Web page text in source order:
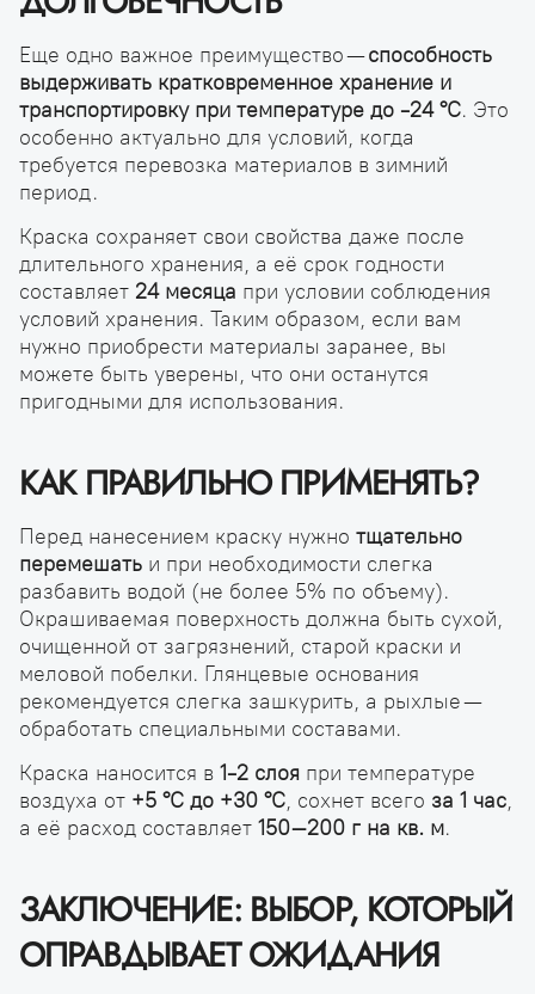
Еще одно важное преимущество —способность
выдерживать кратковременное хранение и
транспортировку при температуре до -24 °С. Это
особенно актуально для условий, когда
требуется перевозка материалов в зимний
период.
Краска сохраняет свои свойства даже после
длительного хранения, а её срок годности
составляет 24 месяца при условии соблюдения
условий хранения. Таким образом, если вам
нужно приобрести материалы заранее, вы
можете быть уверены, что они останутся
пригодными для использования.
КАК ПРАВИЛЬНО ПРИМЕНЯТЬ?
Перед нанесением краску нужно тщательно
перемешать и при необходимости слегка
разбавить водой (не более 5% по объему).
Окрашиваемая поверхность должна быть сухой,
очищенной от загрязнений, старой краски и
меловой побелки. Глянцевые основания
рекомендуется слегка зашкурить, а рыхлые —
обработать специальными составами.
Краска наносится в 1-2 слоя при температуре
воздуха от +5 °С до +30 °С, сохнет всего за 1 час,
а её расход составляет 150–200 г на кв. м.
ЗАКЛЮЧЕНИЕ: ВЫБОР, КОТОРЫЙ
ОПРАВДЫВАЕТ ОЖИДАНИЯ